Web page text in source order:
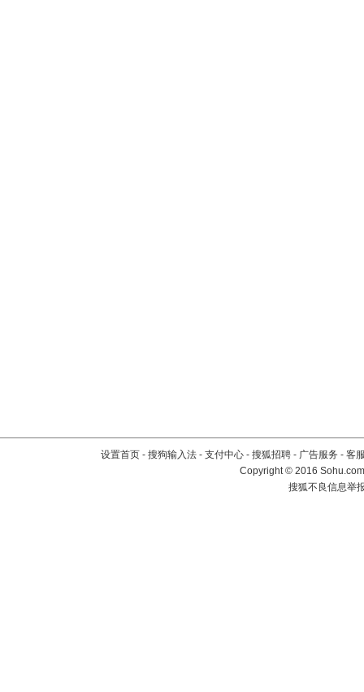
设置首页 - 搜狗输入法 - 支付中心 - 搜狐招聘 - 广告服务 - 客
Copyright©2016
搜狐不良信息举